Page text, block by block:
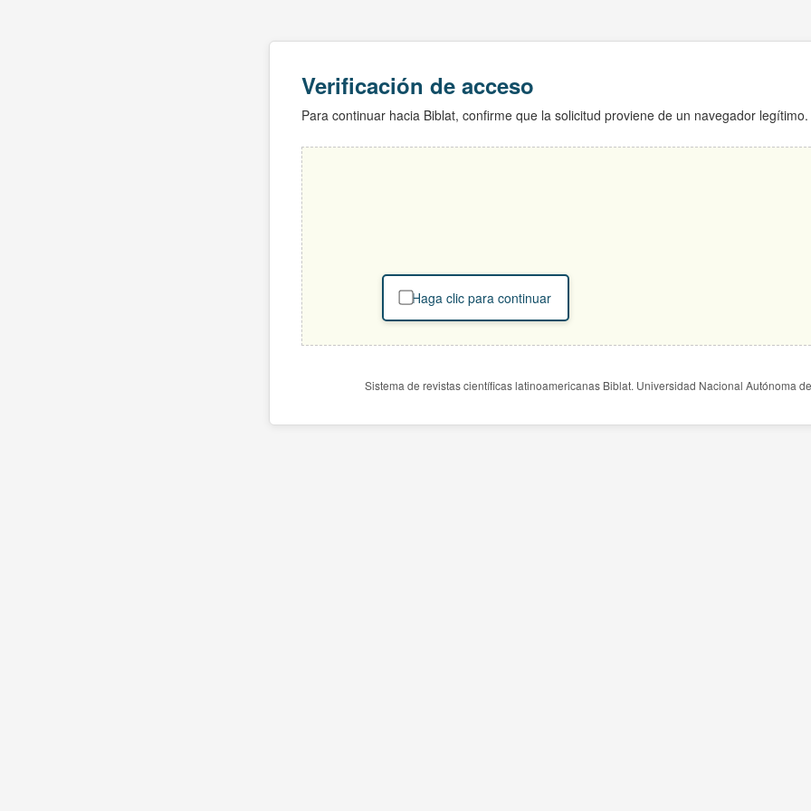
Verificación de acceso
Para continuar hacia Biblat, confirme que la solicitud proviene de un navegador legítimo.
Haga clic para continuar
Sistema de revistas científicas latinoamericanas Biblat. Universidad Nacional Autónoma